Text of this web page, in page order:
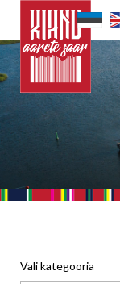
Vali kategooria